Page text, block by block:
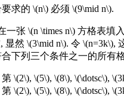
求的 \(n\) 必须 \(9\mid n\).
一张 \(n \times n\) 方格表填
显然 \(3\mid n\). 令 \(n=3k\),
下列三个条件之一的所有
\(2\), \(5\), \(8\), \(\dotsc\),
\(2\), \(5\), \(8\), \(\dotsc\),